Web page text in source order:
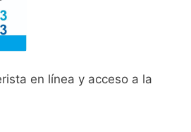
en línea y acceso a la